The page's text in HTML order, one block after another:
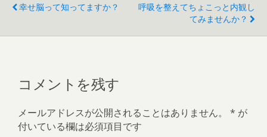
幸せ脳って知ってますか？
呼吸を整えてちょこっと内観し
てみませんか？
コメントを残す
メールアドレスが公開されることはありません。 * が
付いている欄は必須項目です